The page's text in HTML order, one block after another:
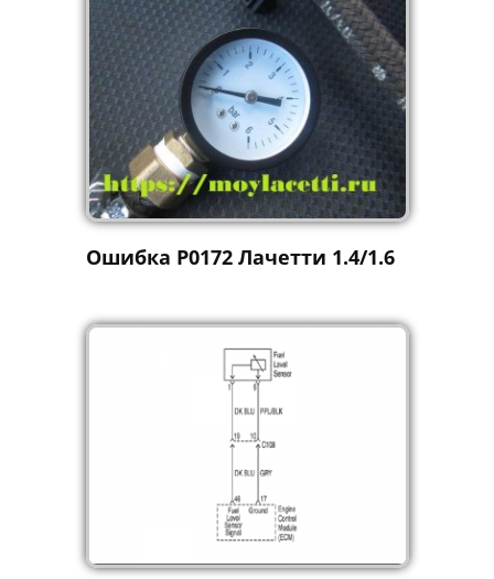
Ошибка P0172 Лачетти 1.4/1.6